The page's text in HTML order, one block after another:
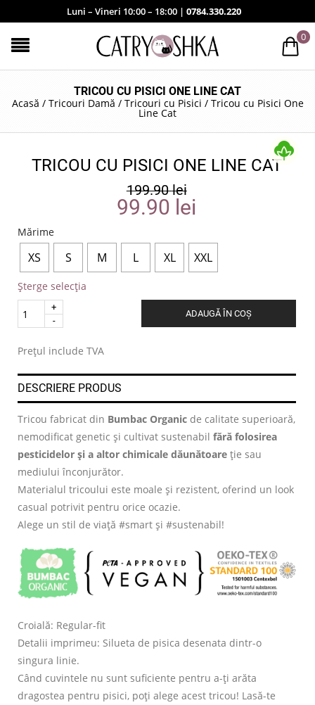
Luni – Vineri 10:00 – 18:00 | 0784.330.220
0
TRICOU CU PISICI ONE LINE CAT
Acasă / Tricouri Damă / Tricouri cu Pisici / Tricou cu Pisici One
Line Cat
TRICOU CU PISICI ONE LINE CAT
199.90lei
99.90 lei
Mărime
XS S M L XL XXL
Șterge selecția
Quantity
ADAUGĂ ÎN COȘ
Prețul include TVA
DESCRIERE PRODUS
Tricou fabricat din Bumbac Organic de calitate superioară,
nemodificat genetic și cultivat sustenabil fără folosirea
pesticidelor și a altor chimicale dăunătoare ție sau
mediului înconjurător.
Materialul tricoului este moale și rezistent, oferind un look
casual potrivit pentru orice ocazie.
Alege un stil de viață #smart și #sustenabil!
Croială: Regular-fit
Detalii imprimeu: Silueta de pisica desenata dintr-o
singura linie.
Când cuvintele nu sunt suficiente pentru a-ți arăta
dragostea pentru pisici, poți alege acest tricou! Lasă-te